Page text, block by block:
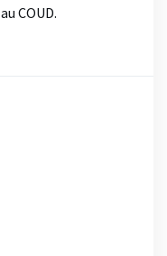
COUD.